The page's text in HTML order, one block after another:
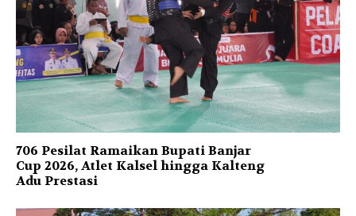
706 Pesilat Ramaikan Bupati Banjar
Cup 2026, Atlet Kalsel hingga Kalteng
Adu Prestasi